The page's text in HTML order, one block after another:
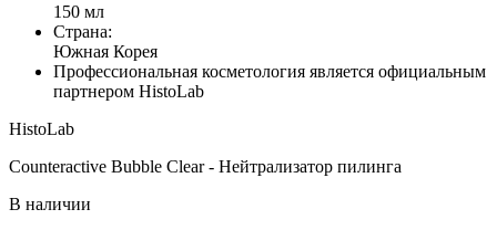
150 мл
Страна:
Южная Корея
Профессиональная косметология является официальным
партнером HistoLab
HistoLab
Counteractive Bubble Clear - Нейтрализатор пилинга
В наличии